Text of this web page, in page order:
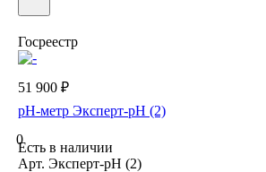
Госреестр
51 900 ₽
рН-метр Эксперт-рН (2)
0
Есть в наличии
Арт. Эксперт-рН (2)